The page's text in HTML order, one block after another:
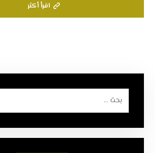
اقرأ أكثر